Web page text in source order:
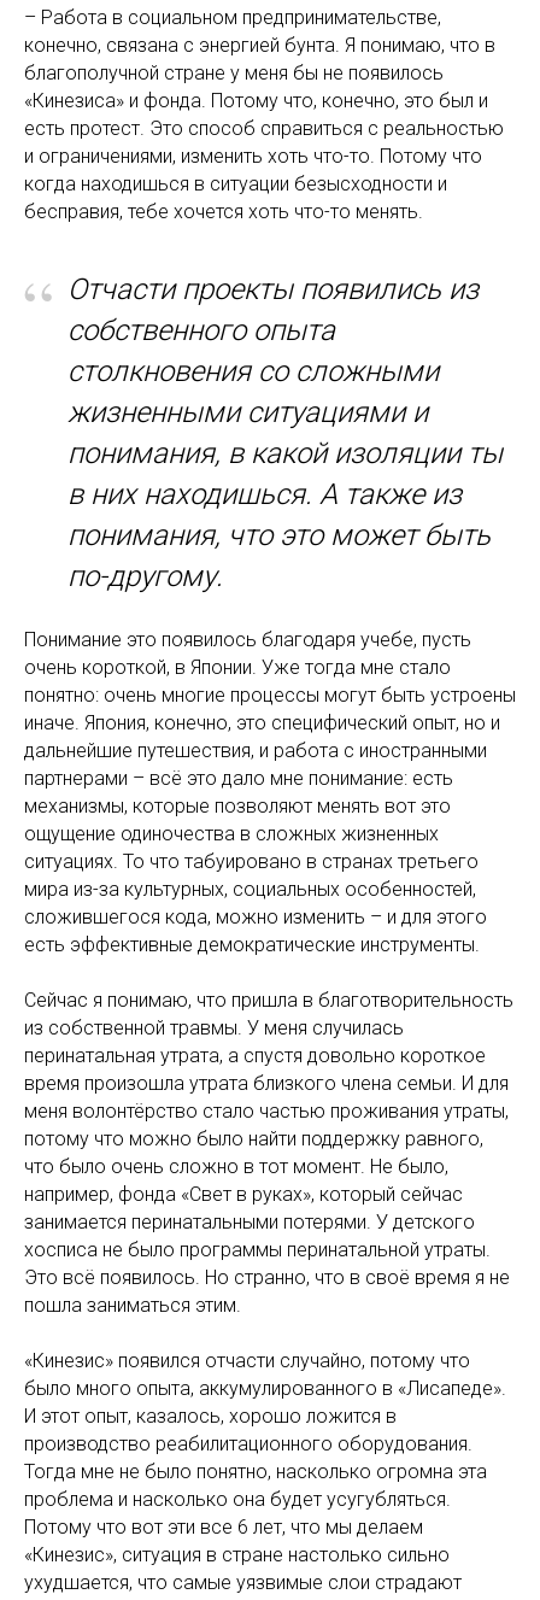
– Работа в социальном предпринимательстве,
конечно, связана с энергией бунта. Я понимаю, что в
благополучной стране у меня бы не появилось
«Кинезиса» и фонда. Потому что, конечно, это был и
есть протест. Это способ справиться с реальностью
и ограничениями, изменить хоть что-то. Потому что
когда находишься в ситуации безысходности и
бесправия, тебе хочется хоть что-то менять.
“ Отчасти проекты появились из
собственного опыта
столкновения со сложными
жизненными ситуациями и
понимания, в какой изоляции ты
в них находишься. А также из
понимания, что это может быть
по-другому.
Понимание это появилось благодаря учебе, пусть
очень короткой, в Японии. Уже тогда мне стало
понятно: очень многие процессы могут быть устроены
иначе. Япония, конечно, это специфический опыт, но и
дальнейшие путешествия, и работа с иностранными
партнерами – всё это дало мне понимание: есть
механизмы, которые позволяют менять вот это
ощущение одиночества в сложных жизненных
ситуациях. То что табуировано в странах третьего
мира из-за культурных, социальных особенностей,
сложившегося кода, можно изменить – и для этого
есть эффективные демократические инструменты.
Сейчас я понимаю, что пришла в благотворительность
из собственной травмы. У меня случилась
перинатальная утрата, а спустя довольно короткое
время произошла утрата близкого члена семьи. И для
меня волонтёрство стало частью проживания утраты,
потому что можно было найти поддержку равного,
что было очень сложно в тот момент. Не было,
например, фонда «Свет в руках», который сейчас
занимается перинатальными потерями. У детского
хосписа не было программы перинатальной утраты.
Это всё появилось. Но странно, что в своё время я не
пошла заниматься этим.
«Кинезис» появился отчасти случайно, потому что
было много опыта, аккумулированного в «Лисапеде».
И этот опыт, казалось, хорошо ложится в
производство реабилитационного оборудования.
Тогда мне не было понятно, насколько огромна эта
проблема и насколько она будет усугубляться.
Потому что вот эти все 6 лет, что мы делаем
«Кинезис», ситуация в стране настолько сильно
ухудшается, что самые уязвимые слои страдают